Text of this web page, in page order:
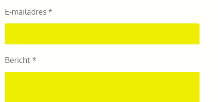
E-mailadres *
Bericht *